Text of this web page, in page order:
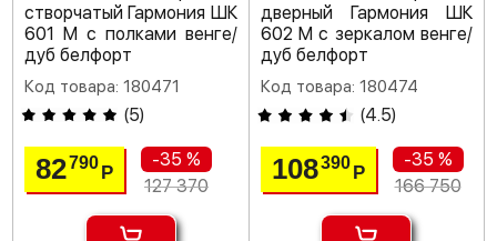
створчатый Гармония ШК
601 М с полками венге/
дуб белфорт
Код товара: 180471
(5)
82790Р
-35 %
127 370
дверный Гармония ШК
602 М с зеркалом венге/
дуб белфорт
Код товара: 180474
(4.5)
108390 Р
-35 %
166 750